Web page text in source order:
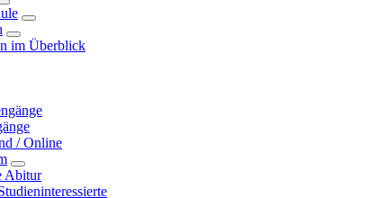
im Überblick
/ Online
Abitur